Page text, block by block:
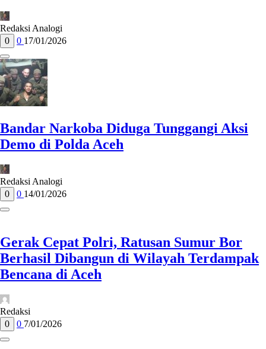
Redaksi Analogi
0
0 17/01/2026
Bandar Narkoba Diduga Tunggangi Aksi
Demo di Polda Aceh
Redaksi Analogi
0
0 14/01/2026
Gerak Cepat Polri, Ratusan Sumur Bor
Berhasil Dibangun di Wilayah Terdampak
Bencana di Aceh
Redaksi
0
0 7/01/2026